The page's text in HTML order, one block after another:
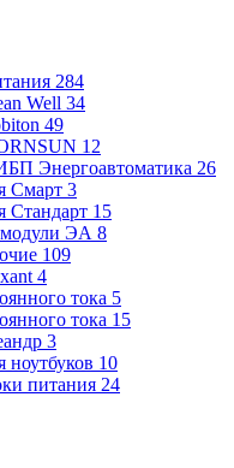
284
Well 34
49
12
Энергоавтоматика 26
Смарт 3
Стандарт 15
ЭА 8
109
4
тока 5
тока 15
3
ноутбуков 10
питания 24